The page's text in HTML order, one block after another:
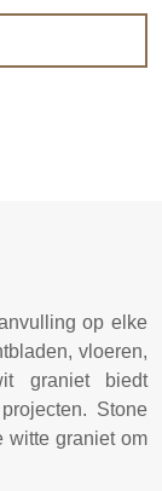
op elke
vloeren,
graniet biedt
Stone
witte graniet om